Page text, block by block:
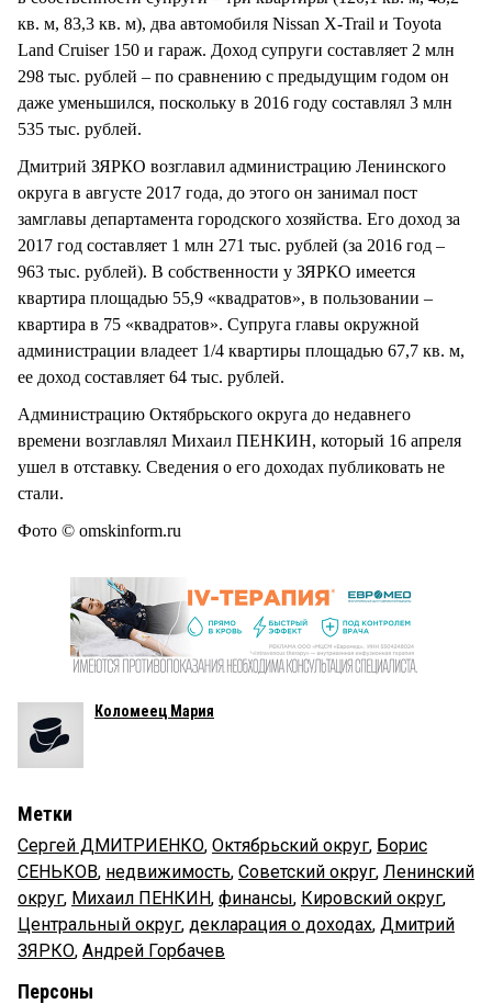
кв. м, 83,3 кв. м), два автомобиля Nissan X-Trail и Toyota
Land Cruiser 150 и гараж. Доход супруги составляет 2 млн
298 тыс. рублей – по сравнению с предыдущим годом он
даже уменьшился, поскольку в 2016 году составлял 3 млн
535 тыс. рублей.
Дмитрий ЗЯРКО возглавил администрацию Ленинского
округа в августе 2017 года, до этого он занимал пост
замглавы департамента городского хозяйства. Его доход за
2017 год составляет 1 млн 271 тыс. рублей (за 2016 год –
963 тыс. рублей). В собственности у ЗЯРКО имеется
квартира площадью 55,9 «квадратов», в пользовании –
квартира в 75 «квадратов». Супруга главы окружной
администрации владеет 1/4 квартиры площадью 67,7 кв. м,
ее доход составляет 64 тыс. рублей.
Администрацию Октябрьского округа до недавнего
времени возглавлял Михаил ПЕНКИН, который 16 апреля
ушел в отставку. Сведения о его доходах публиковать не
стали.
Фото © omskinform.ru
Коломеец Мария
Метки
Сергей ДМИТРИЕНКО, Октябрьский округ, Борис
СЕНЬКОВ, недвижимость, Советский округ, Ленинский
округ, Михаил ПЕНКИН, финансы, Кировский округ,
Центральный округ, декларация о доходах, Дмитрий
ЗЯРКО, Андрей Горбачев
Персоны